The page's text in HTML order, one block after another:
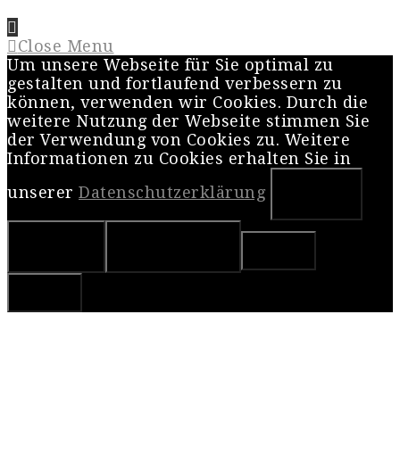
Close Menu
Um unsere Webseite für Sie optimal zu
gestalten und fortlaufend verbessern zu
können, verwenden wir Cookies. Durch die
weitere Nutzung der Webseite stimmen Sie
der Verwendung von Cookies zu. Weitere
Informationen zu Cookies erhalten Sie in
unserer Datenschutzerklärung